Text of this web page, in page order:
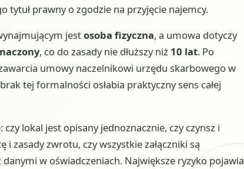
tytuł prawny o zgodzie na przyjęcie najemcy.
jestosoba fizyczna, a umowa dotyczy
, co do zasady nie dłuższy niż 10 lat. Po
umowy naczelnikowi urzędu skarbowego w
tej formalności osłabia praktyczny sens całej
lokal jest opisany jednoznacznie, czy czynsz i
zasady zwrotu, czy wszystkie załączniki są
w oświadczeniach. Największe ryzyko pojawia